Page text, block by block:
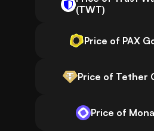
(TWT)
Price of PAX
Price of Tether
Price of